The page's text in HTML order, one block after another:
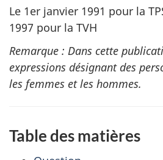
Le 1er janvier 1991 pour la
1997 pour la TVH
Remarque : Dans cette
expressions désignant des
les femmes et les hommes.
Table des matières